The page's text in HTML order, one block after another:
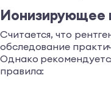
Ионизирующее
Считается, что
обследование
Однако
правила: